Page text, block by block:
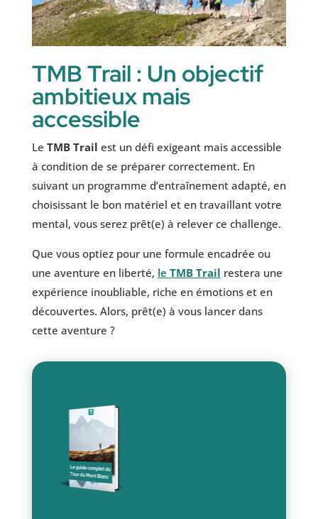
TMB Trail : Un objectif
ambitieux mais
accessible
Le TMB Trail est un défi exigeant mais accessible
à condition de se préparer correctement. En
suivant un programme d’entraînement adapté, en
choisissant le bon matériel et en travaillant votre
mental, vous serez prêt(e) à relever ce challenge.
Que vous optiez pour une formule encadrée ou
une aventure en liberté, le TMB Trail restera une
expérience inoubliable, riche en émotions et en
découvertes. Alors, prêt(e) à vous lancer dans
cette aventure ?